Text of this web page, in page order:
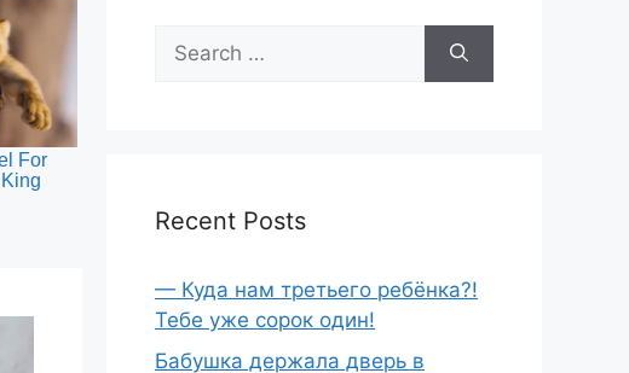
Search
for:
Recent Posts
— Куда нам третьего ребёнка?!
Тебе уже сорок один!
Бабушка держала дверь в